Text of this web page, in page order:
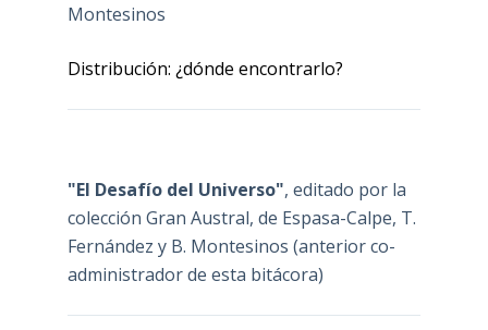
Montesinos
Distribución: ¿dónde encontrarlo?
"El Desafío del Universo", editado por la
colección Gran Austral, de Espasa-Calpe, T.
Fernández y B. Montesinos (anterior co-
administrador de esta bitácora)